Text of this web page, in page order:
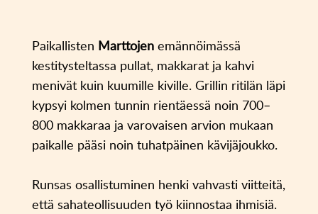
Paikallisten Marttojenemännöimässä
kestitysteltassa pullat, makkarat ja kahvi
menivät kuin kuumille kiville. Grillin ritilän läpi
kypsyi kolmen tunnin rientäessä noin 700–
800 makkaraa ja varovaisen arvion mukaan
paikalle pääsi noin tuhatpäinen kävijäjoukko.
Runsas osallistuminen henki vahvasti viitteitä,
että sahateollisuuden työ kiinnostaa ihmisiä.